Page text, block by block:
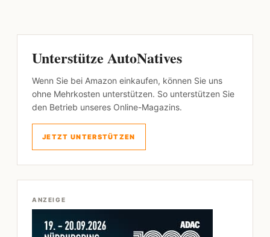
Unterstütze AutoNatives
Wenn Sie bei Amazon einkaufen, können Sie uns
ohne Mehrkosten unterstützen. So unterstützen Sie
den Betrieb unseres Online-Magazins.
JETZT UNTERSTÜTZEN
ANZEIGE